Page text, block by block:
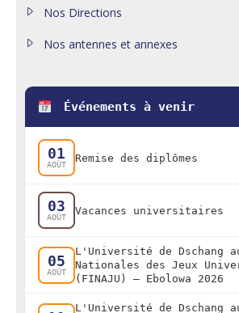
Nos Directions
Nos antennes et annexes
Événements à venir
01
AOÛT
Remise des diplômes
03
AOÛT
Vacances universitaires
05
AOÛT
L'Université de Dschang
Nationales des Jeux
(FINAJU) — Ebolowa 2026
L'Université de Dschang